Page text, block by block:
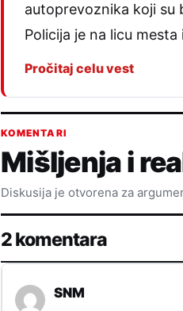
autoprevoznika koji su
Policija je na licu
Pročitaj celu vest
KOMENTARI
Mišljenja i
Diskusija je otvorena za
2 komentara
SNM